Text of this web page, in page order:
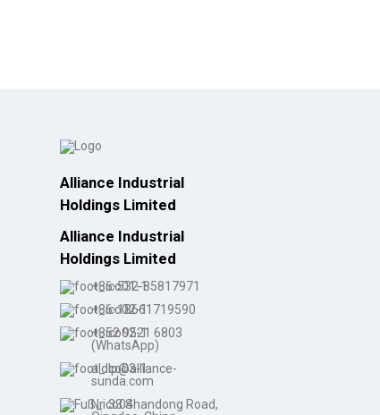
Alliance Industrial
Holdings Limited
Alliance Industrial
Holdings Limited
+86-532-85817971
+86-18661719590
+852 9521 6803
(WhatsApp)
aldlp@alliance-
sunda.com
Nr. 33 Shandong Road,